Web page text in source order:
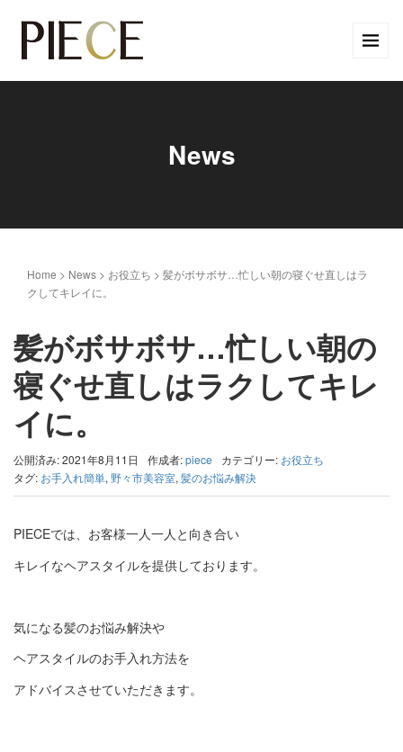
News
Home > News > お役立ち > 髪がボサボサ…忙しい朝の寝ぐせ直しはラ
クしてキレイに。
髪がボサボサ…忙しい朝の
寝ぐせ直しはラクしてキレ
イに。
公開済み: 2021年8月11日 作成者:piece カテゴリー: お役立ち
タグ: お手入れ簡単, 野々市美容室, 髪のお悩み解決
PIECEでは、お客様一人一人と向き合い
キレイなヘアスタイルを提供しております。
気になる髪のお悩み解決や
ヘアスタイルのお手入れ方法を
アドバイスさせていただきます。